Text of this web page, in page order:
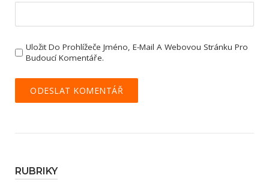
Uložit Do Prohlížeče Jméno, E-Mail A Webovou Stránku Pro
Budoucí Komentáře.
RUBRIKY